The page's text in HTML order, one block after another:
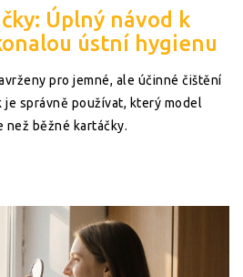
Úplný návod k
ústní hygienu
pro jemné, ale účinné čištění
je správně používat, který model
než běžné kartáčky.